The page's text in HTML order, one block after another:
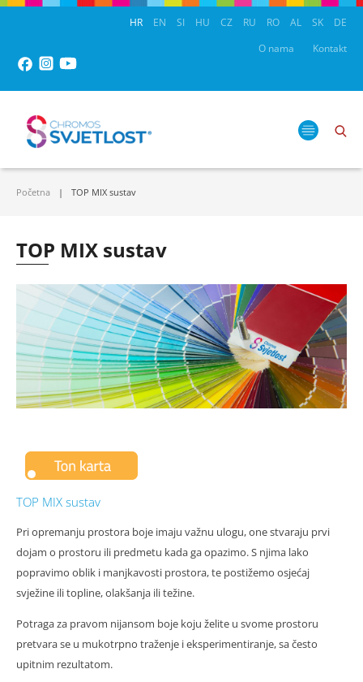
HR EN SI HU CZ RU RO AL SK
DE
O nama
Kontakt
Početna TOP MIX sustav
TOP MIX sustav
TOP MIX sustav
Pri opremanju prostora boje imaju važnu ulogu, one stvaraju prvi
dojam o prostoru ili predmetu kada ga opazimo. S njima lako
popravimo oblik i manjkavosti prostora, te postižemo osjećaj
svježine ili topline, olakšanja ili težine.
Potraga za pravom nijansom boje koju želite u svome prostoru
pretvara se u mukotrpno traženje i eksperimentiranje, sa često
upitnim rezultatom.